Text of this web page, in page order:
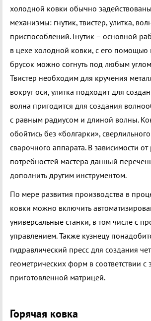
холодной ковки обычно
механизмы: гнутик, твистер, улитка,
приспособлений. Гнутик – основной
в цехе холодной ковки, с его помощью
брусок можно согнуть под любым
Твистер необходим для кручения
вокруг оси, улитка подходит для
волна пригодится для создания
с равным радиусом и длиной волны.
обойтись без «болгарки»,
сварочного аппарата. В зависимости
потребностей мастера данный
дополнить другим инструментом.
По мере развития производства в
ковки можно включить
универсальные станки, в том числе с
управлением. Также кузнецу
гидравлический пресс для создания
геометрических форм в соответствии с
приготовленной матрицей.
Горячая ковка